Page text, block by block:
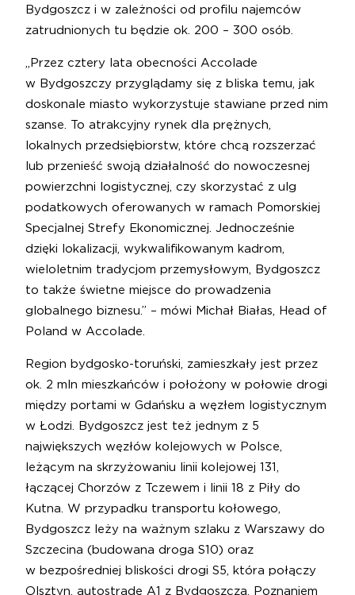
Bydgoszcz i w zależności od profilu najemców
zatrudnionych tu będzie ok. 200 – 300 osób.
„Przez cztery lata obecności Accolade
w Bydgoszczy przyglądamy się z bliska temu, jak
doskonale miasto wykorzystuje stawiane przed nim
szanse. To atrakcyjny rynek dla prężnych,
lokalnych przedsiębiorstw, które chcą rozszerzać
lub przenieść swoją działalność do nowoczesnej
powierzchni logistycznej, czy skorzystać z ulg
podatkowych oferowanych w ramach Pomorskiej
Specjalnej Strefy Ekonomicznej. Jednocześnie
dzięki lokalizacji, wykwalifikowanym kadrom,
wieloletnim tradycjom przemysłowym, Bydgoszcz
to także świetne miejsce do prowadzenia
globalnego biznesu.” – mówi Michał Białas, Head of
Poland w Accolade.
Region bydgosko-toruński, zamieszkały jest przez
ok. 2 mln mieszkańców i położony w połowie drogi
między portami w Gdańsku a węzłem logistycznym
w Łodzi. Bydgoszcz jest też jednym z 5
największych węzłów kolejowych w Polsce,
leżącym na skrzyżowaniu linii kolejowej 131,
łączącej Chorzów z Tczewem i linii 18 z Piły do
Kutna. W przypadku transportu kołowego,
Bydgoszcz leży na ważnym szlaku z Warszawy do
Szczecina (budowana droga S10) oraz
w bezpośredniej bliskości drogi S5, która połączy
Olsztyn, autostradę A1 z Bydgoszczą, Poznaniem